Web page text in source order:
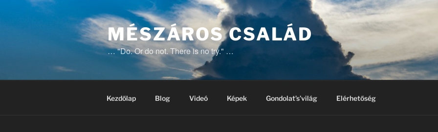
Tartalomhoz
MÉSZÁROS CSALÁD
… "Do. Or do not. There is no try." …
Kezdőlap Blog Videó Képek Gondolat’s’világ Elérhetőség